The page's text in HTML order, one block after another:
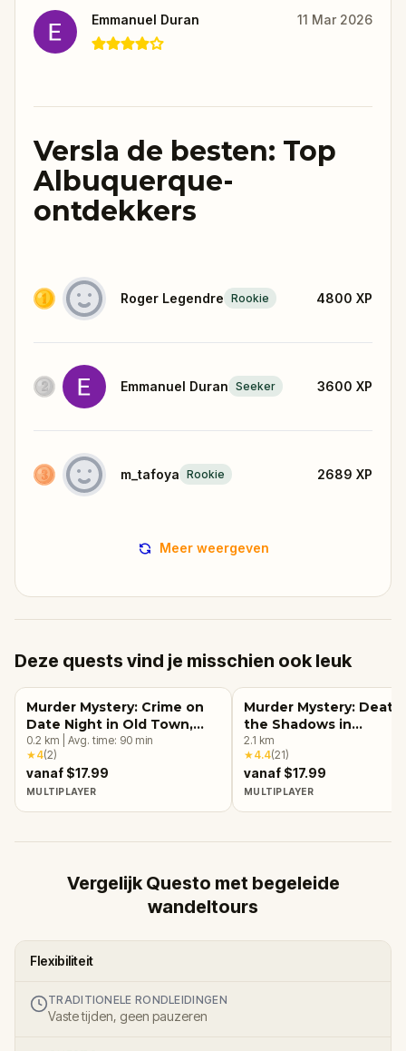
Emmanuel Duran 11 Mar 2026
Versla de besten: Top
Albuquerque-
ontdekkers
Roger Legendre Rookie 4800 XP
Emmanuel Duran Seeker 3600 XP
m_tafoya Rookie 2689 XP
Meer weergeven
Deze quests vind je misschien ook leuk
Murder Mystery: Crime on
Date Night in Old Town,
Albuquerque
0.2 km Avg. time: 90 min
★4(2)
vanaf $17.99
MULTIPLAYER
Murder Mystery: Death
the Shadows in
Albuquerque
2.1 km
★4.4(21)
vanaf $17.99
MULTIPLAYER
Vergelijk Questo met begeleide
wandeltours
Flexibiliteit
TRADITIONELE RONDLEIDINGEN
Vaste tijden, geen pauzeren